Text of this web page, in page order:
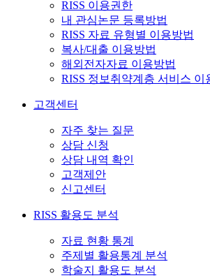
RISS 이용권한
내 관심논문 등록방법
RISS 자료 유형별 이용방법
복사/대출 이용방법
해외전자자료 이용방법
RISS 정보취약계층 서비스 이
고객센터
자주 찾는 질문
상담 신청
상담 내역 확인
고객제안
신고센터
RISS 활용도 분석
자료 현황 통계
주제별 활용통계 분석
학술지 활용도 분석